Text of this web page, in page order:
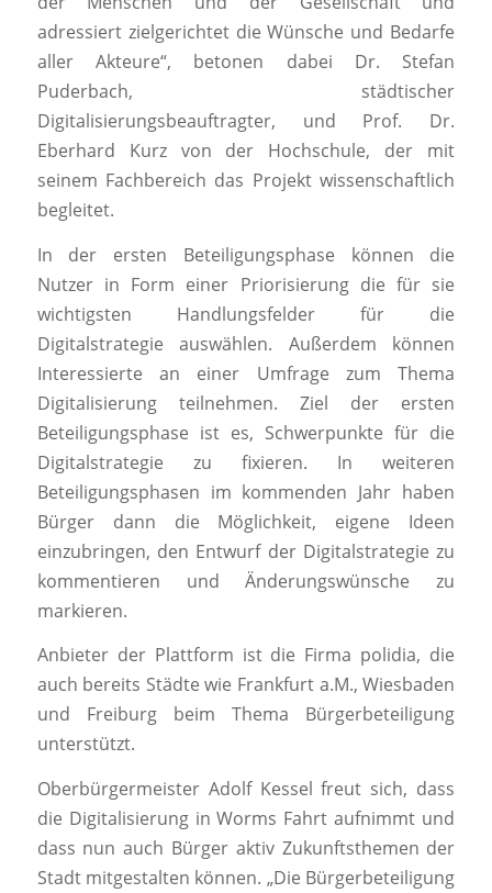
adressiert zielgerichtet die Wünsche und Bedarfe
aller Akteure“, betonen dabei Dr. Stefan
Puderbach, städtischer
Digitalisierungsbeauftragter, und Prof. Dr.
Eberhard Kurz von der Hochschule, der mit
seinem Fachbereich das Projekt wissenschaftlich
begleitet.
In der ersten Beteiligungsphase können die
Nutzer in Form einer Priorisierung die für sie
wichtigsten Handlungsfelder für die
Digitalstrategie auswählen. Außerdem können
Interessierte an einer Umfrage zum Thema
Digitalisierung teilnehmen. Ziel der ersten
Beteiligungsphase ist es, Schwerpunkte für die
Digitalstrategie zu fixieren. In weiteren
Beteiligungsphasen im kommenden Jahr haben
Bürger dann die Möglichkeit, eigene Ideen
einzubringen, den Entwurf der Digitalstrategie zu
kommentieren und Änderungswünsche zu
markieren.
Anbieter der Plattform ist die Firma polidia, die
auch bereits Städte wie Frankfurt a.M., Wiesbaden
und Freiburg beim Thema Bürgerbeteiligung
unterstützt.
Oberbürgermeister Adolf Kessel freut sich, dass
die Digitalisierung in Worms Fahrt aufnimmt und
dass nun auch Bürger aktiv Zukunftsthemen der
Stadt mitgestalten können. „Die Bürgerbeteiligung